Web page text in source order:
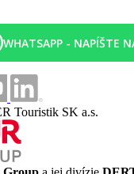
ponuka: biliard
vzdialený cca 200
vodné športy
Zábava pre dospelých:
zariadení a aktivít
sú závislé od
podmienok.
Apartment:
WHATSAPP - NAPÍŠTE
Touristik SK a.s.